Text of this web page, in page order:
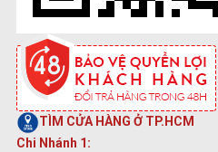
TÌM CỬA HÀNG Ở TP.HCM
Chi Nhánh 1: